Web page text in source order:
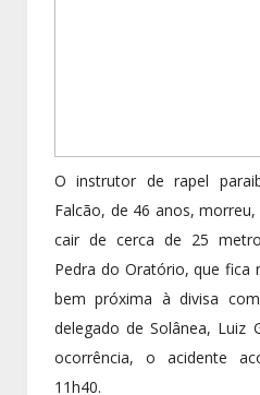
O instrutor de rapel
Falcão, de 46 anos,
cair de cerca de 25
Pedra do Oratório, que fica
bem próxima à divisa
delegado de Solânea, Luiz
ocorrência, o acidente
11h40.